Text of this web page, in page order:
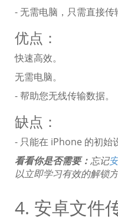
- 无需电脑，只需直接传
优点：
快速高效。
无需电脑。
- 帮助您无线传输数据。
缺点：
- 只能在 iPhone 的初始
看看你是否需要：忘记
以立即学习有效的解锁方
4. 安卓文件